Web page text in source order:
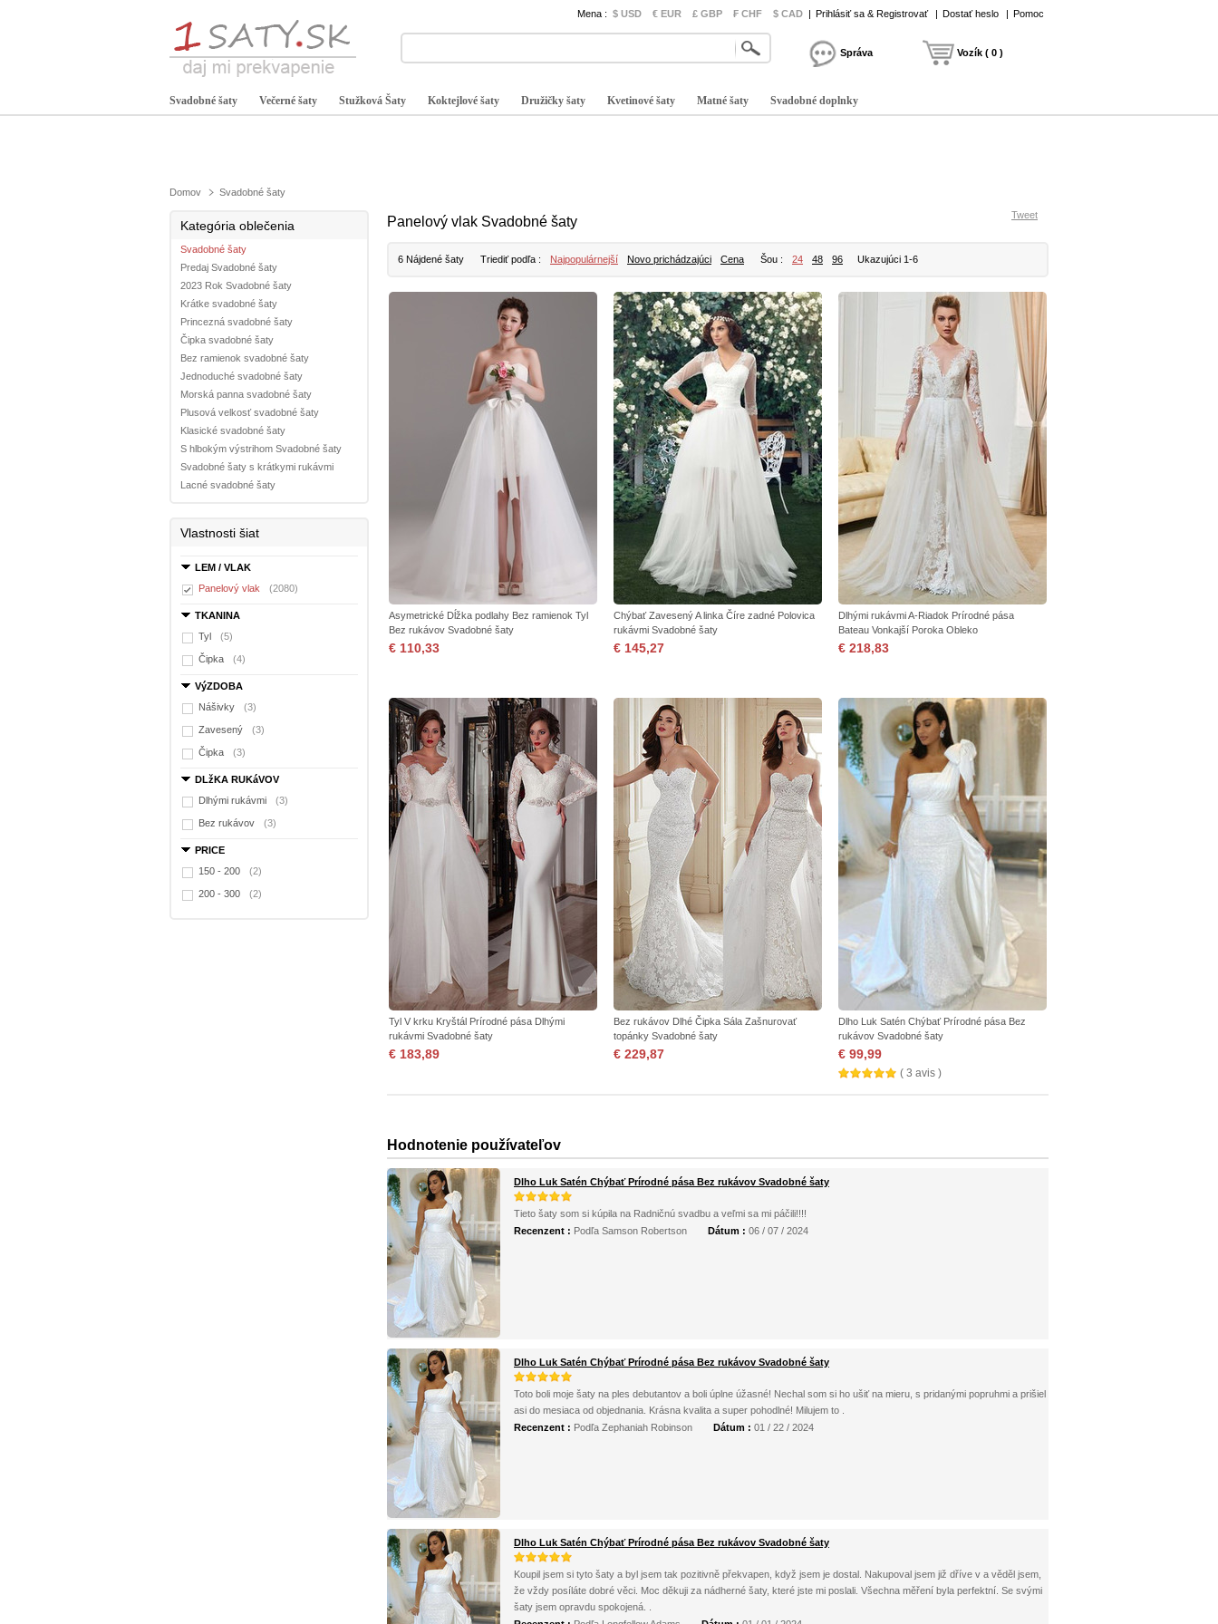
Mena : $ USD € EUR £ GBP ₣ CHF $ CAD | Prihlásiť sa & Registrovať | Dostať heslo | Pomoc
Správa Vozík ( 0 )
Svadobné šaty Večerné šaty Stužková Šaty Koktejlové šaty Družičky šaty Kvetinové šaty Matné šaty Svadobné doplnky
Domov Svadobné šaty
Kategória oblečenia
Svadobné šaty
Predaj Svadobné šaty
2023 Rok Svadobné šaty
Krátke svadobné šaty
Princezná svadobné šaty
Čipka svadobné šaty
Bez ramienok svadobné šaty
Jednoduché svadobné šaty
Morská panna svadobné šaty
Plusová velkosť svadobné šaty
Klasické svadobné šaty
S hlbokým výstrihom Svadobné šaty
Svadobné šaty s krátkymi rukávmi
Lacné svadobné šaty
Vlastnosti šiat
LEM / VLAK
Panelový vlak
(2080)
TKANINA
Tyl
(5)
Čipka (4)
VýZDOBA
Nášivky
(3)
Zavesený (3)
Čipka (3)
DLžKA RUKáVOV
Dlhými rukávmi
(3)
Bez rukávov (3)
PRICE
150 - 200
(2)
200 - 300 (2)
Panelový vlak Svadobné šaty Tweet
6 Nájdené šaty Triediť podľa : Najpopulárnejší Novo prichádzajúci Cena Šou : 24 48 96 Ukazujúci 1-6
Asymetrické Dĺžka podlahy Bez ramienok Tyl
Bez rukávov Svadobné šaty
€ 110,33
Chýbať Zavesený A linka Číre zadné Polovica
rukávmi Svadobné šaty
€ 145,27
Dlhými rukávmi A-Riadok Prírodné pása
Bateau Vonkajší Poroka Obleko
€ 218,83
Tyl V krku Kryštál Prírodné pása Dlhými
rukávmi Svadobné šaty
€ 183,89
Bez rukávov Dlhé Čipka Sála Zašnurovať
topánky Svadobné šaty
€ 229,87
Dlho Luk Satén Chýbať Prírodné pása Bez
rukávov Svadobné šaty
€ 99,99
( 3 avis )
Hodnotenie používateľov
Dlho Luk Satén Chýbať Prírodné pása Bez rukávov Svadobné šaty
Tieto šaty som si kúpila na Radničnú svadbu a veľmi sa mi páčili!!!!
Recenzent : Podľa Samson Robertson Dátum : 06 / 07 / 2024
Dlho Luk Satén Chýbať Prírodné pása Bez rukávov Svadobné šaty
Toto boli moje šaty na ples debutantov a boli úplne úžasné! Nechal som si ho ušiť na mieru, s pridanými popruhmi a prišiel
asi do mesiaca od objednania. Krásna kvalita a super pohodlné! Milujem to .
Recenzent : Podľa Zephaniah Robinson Dátum : 01 / 22 / 2024
Dlho Luk Satén Chýbať Prírodné pása Bez rukávov Svadobné šaty
Koupil jsem si tyto šaty a byl jsem tak pozitivně překvapen, když jsem je dostal. Nakupoval jsem již dříve v a věděl jsem,
že vždy posíláte dobré věci. Moc děkuji za nádherné šaty, které jste mi poslali. Všechna měření byla perfektní. Se svými
šaty jsem opravdu spokojená. .